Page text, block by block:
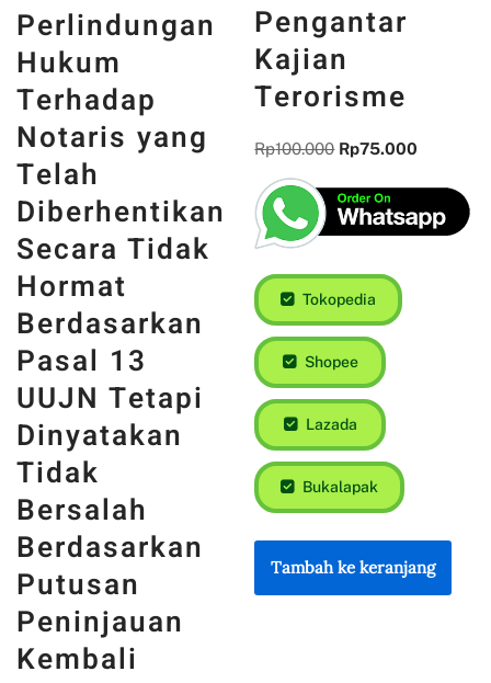
Perlindungan
Hukum
Terhadap
Notaris yang
Telah
Diberhentikan
Secara Tidak
Hormat
Berdasarkan
Pasal 13
UUJN Tetapi
Dinyatakan
Tidak
Bersalah
Berdasarkan
Putusan
Peninjauan
Kembali
Pengantar
Kajian
Terorisme
Rp100.000 Rp75.000
Tokopedia
Shopee
Lazada
Bukalapak
Tambah ke keranjang